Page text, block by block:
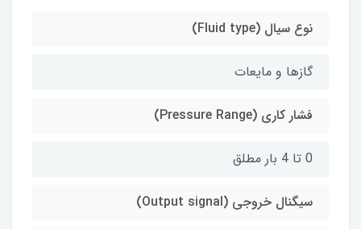
نوع سیال (Fluid type)
گازها و مایعات
فشار کاری (Pressure Range)
0 تا 4 بار مطلق
سیگنال خروجی (Output signal)